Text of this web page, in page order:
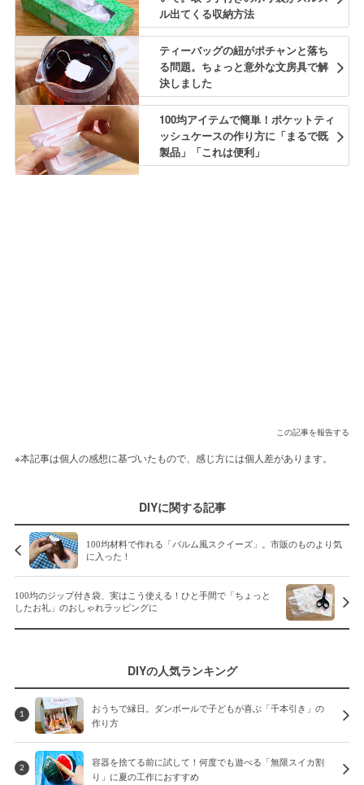
ル出てくる収納方法
ティーバッグの紐がポチャンと落ち
る問題。ちょっと意外な文房具で解
決しました
100均アイテムで簡単！ポケットティ
ッシュケースの作り方に「まるで既
製品」「これは便利」
この記事を報告する
※本記事は個人の感想に基づいたもので、感じ方には個人差があります。
DIYに関する記事
100均材料で作れる「パルム風スクイーズ」。市販のものより気
に入った！
100均のジップ付き袋、実はこう使える！ひと手間で「ちょっと
したお礼」のおしゃれラッピングに
DIYの人気ランキング
1
おうちで縁日。ダンボールで子どもが喜ぶ「千本引き」の
作り方
2
容器を捨てる前に試して！何度でも遊べる「無限スイカ割
り」に夏の工作におすすめ